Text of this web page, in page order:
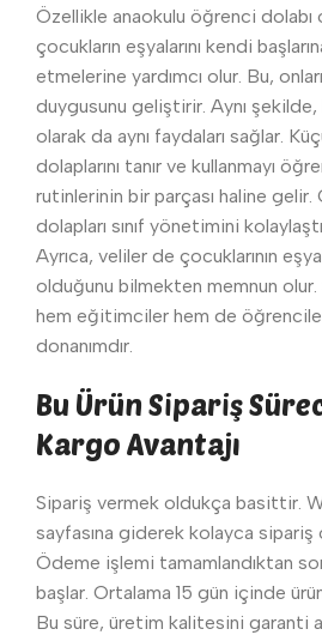
Özellikle anaokulu öğrenci dolabı
çocukların eşyalarını kendi
etmelerine yardımcı olur. Bu,
duygusunu geliştirir. Aynı
olarak da aynı faydaları sağlar.
dolaplarını tanır ve kullanmayı
rutinlerinin bir parçası haline
dolapları sınıf yönetimini
Ayrıca, veliler de çocuklarının
olduğunu bilmekten memnun olur.
hem eğitimciler hem de
donanımdır.
Bu Ürün Sipariş
Kargo Avantajı
Sipariş vermek oldukça basittir.
sayfasına giderek kolayca sipariş
Ödeme işlemi tamamlandıktan
başlar. Ortalama 15 gün içinde
Bu süre, üretim kalitesini garanti